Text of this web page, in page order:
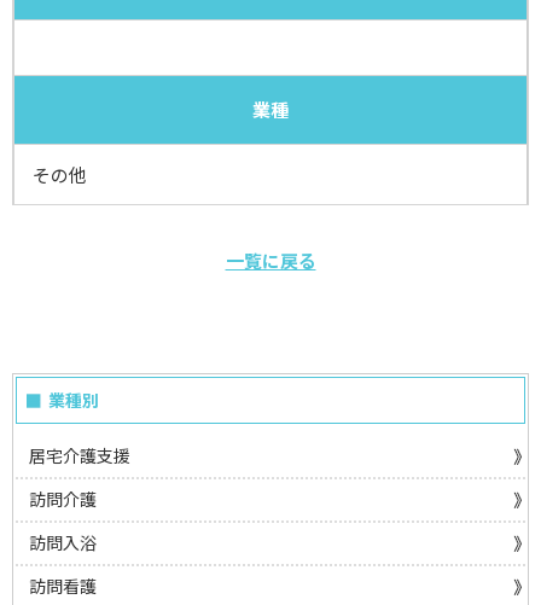
業種
その他
一覧に戻る
業種別
居宅介護支援
訪問介護
訪問入浴
訪問看護